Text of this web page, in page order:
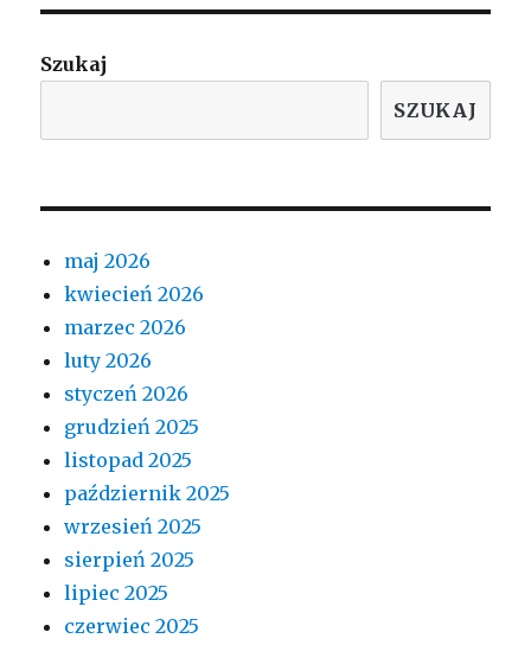
Szukaj
SZUKAJ
maj 2026
kwiecień 2026
marzec 2026
luty 2026
styczeń 2026
grudzień 2025
listopad 2025
październik 2025
wrzesień 2025
sierpień 2025
lipiec 2025
czerwiec 2025